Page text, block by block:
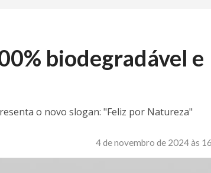
biodegradável e
o novo slogan: "Feliz por Natureza"
4 de novembro de 2024 às